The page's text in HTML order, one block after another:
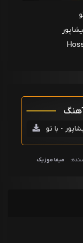
- با تو
میفا موزیک